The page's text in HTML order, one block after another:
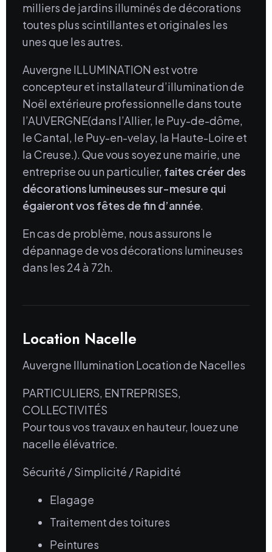
milliers de jardins illuminés de décorations
toutes plus scintillantes et originales les
unes que les autres.
Auvergne ILLUMINATION est votre
concepteur et installateur d’illumination de
Noël extérieure professionnelle dans toute
l’AUVERGNE(dans l’Allier, le Puy-de-dôme,
le Cantal, le Puy-en-velay, la Haute-Loire et
la Creuse.). Que vous soyez une mairie, une
entreprise ou un particulier, faites créer des
décorations lumineuses sur-mesure qui
égaieront vos fêtes de fin d’année.
En cas de problème, nous assurons le
dépannage de vos décorations lumineuses
dans les 24 à 72h.
Location Nacelle
Auvergne Illumination Location de Nacelles
PARTICULIERS, ENTREPRISES,
COLLECTIVITÉS
Pour tous vos travaux en hauteur, louez une
nacelle élévatrice.
Sécurité / Simplicité / Rapidité
Elagage
Traitement des toitures
Peintures